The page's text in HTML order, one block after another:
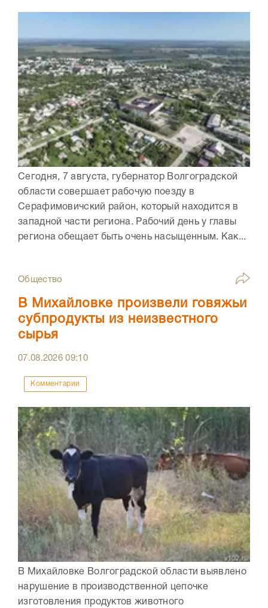
Сегодня, 7 августа, губернатор Волгоградской
области совершает рабочую поезду в
Серафимовичский район, который находится в
западной части региона. Рабочий день у главы
региона обещает быть очень насыщенным. Как...
Общество
В Михайловке произвели говяжьи
субпродукты из неизвестного
сырья
07.08.202609:10
Комментарии
В Михайловке Волгоградской области выявлено
нарушение в производственной цепочке
изготовления продуктов животного